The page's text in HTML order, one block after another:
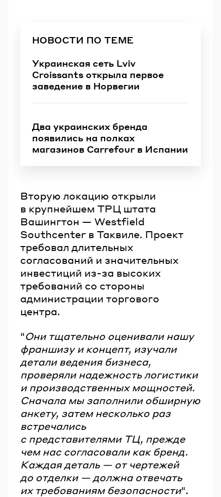
НОВОСТИ ПО ТЕМЕ
Украинская сеть Lviv
Croissants открыла первое
заведение в Норвегии
Два украинских бренда
появились на полках
магазинов Carrefour в Испании
Вторую локацию открыли
в крупнейшем ТРЦ штата
Вашингтон — Westfield
Southcenter в Таквиле. Проект
требовал длительных
согласований и значительных
инвестиций из-за высоких
требований со стороны
администрации торгового
центра.
"Они тщательно оценивали нашу
франшизу и концепт, изучали
детали ведения бизнеса,
проверяли надежность логистики
и производственных мощностей.
Сначала мы заполнили обширную
анкету, затем несколько раз
встречались
с представителями ТЦ, прежде
чем нас согласовали как бренд.
Каждая деталь — от чертежей
до отделки — должна отвечать
их требованиям безопасности".